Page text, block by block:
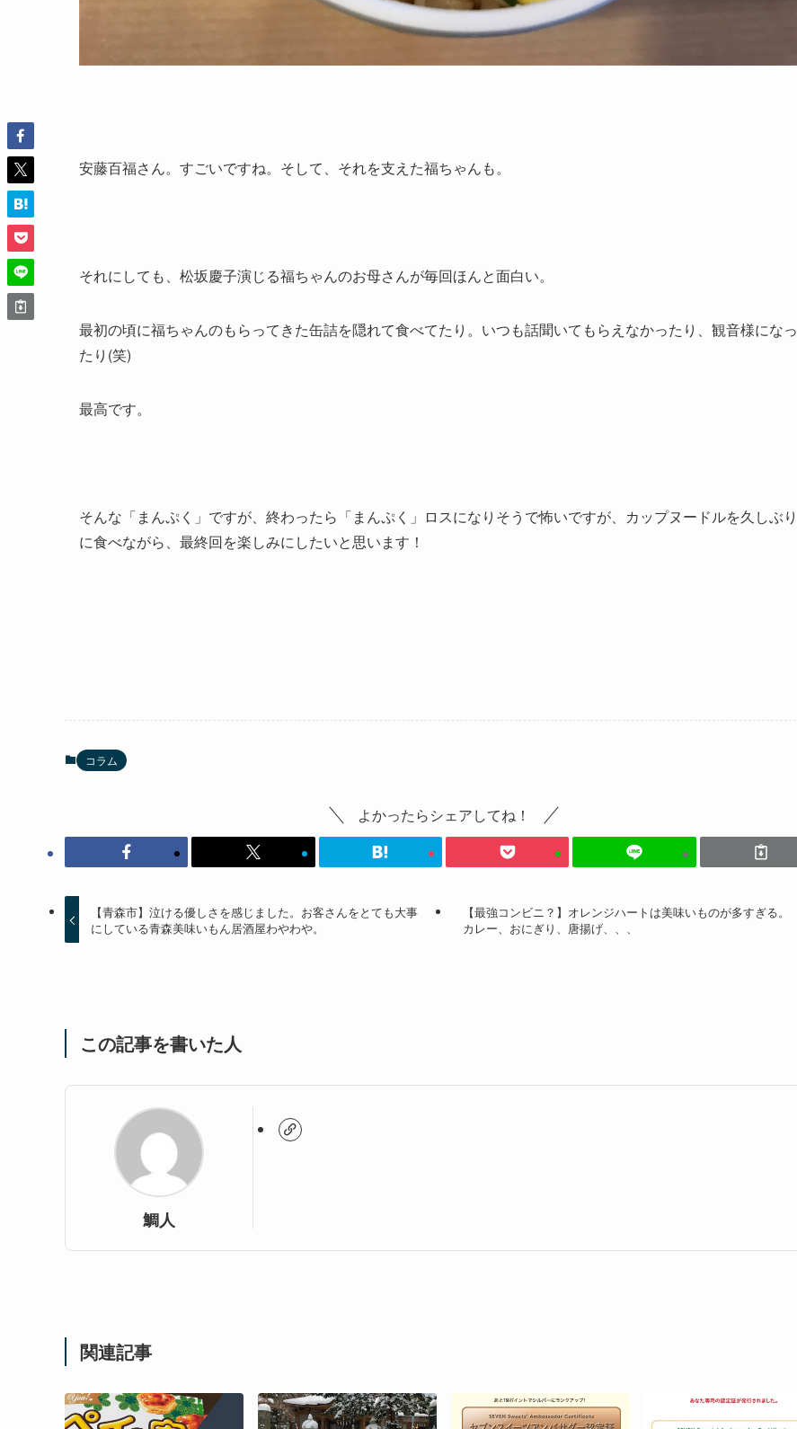
安藤百福さん。すごいですね。そして、それを支えた福ちゃんも。
それにしても、松坂慶子演じる福ちゃんのお母さんが毎回ほんと面白い。
最初の頃に福ちゃんのもらってきた缶詰を隠れて食べてたり。いつも話聞いてもらえなかったり、観音様になっ
たり(笑)
最高です。
そんな「まんぷく」ですが、終わったら「まんぷく」ロスになりそうで怖いですが、カップヌードルを久しぶり
に食べながら、最終回を楽しみにしたいと思います！
コラム
よかったらシェアしてね！
【青森市】泣ける優しさを感じました。お客さんをとても大事
にしている青森美味いもん居酒屋わやわや。
【最強コンビニ？】オレンジハートは美味いものが多すぎる。
カレー、おにぎり、唐揚げ、、、
この記事を書いた人
鯛人
関連記事